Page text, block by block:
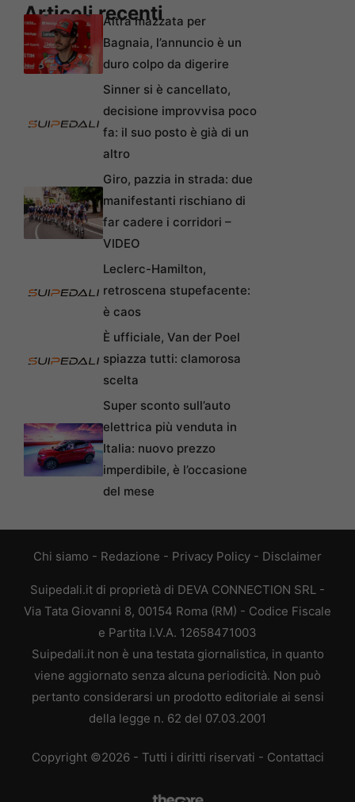
Articoli recenti
Altra mazzata per
Bagnaia, l’annuncio è un
duro colpo da digerire
Sinner si è cancellato,
decisione improvvisa poco
fa: il suo posto è già di un
altro
Giro, pazzia in strada: due
manifestanti rischiano di
far cadere i corridori –
VIDEO
Leclerc-Hamilton,
retroscena stupefacente:
è caos
È ufficiale, Van der Poel
spiazza tutti: clamorosa
scelta
Super sconto sull’auto
elettrica più venduta in
Italia: nuovo prezzo
imperdibile, è l’occasione
del mese
Chi siamo - Redazione - Privacy Policy - Disclaimer
Suipedali.it di proprietà di DEVA CONNECTION SRL -
Via Tata Giovanni 8, 00154 Roma (RM) - Codice Fiscale
e Partita I.V.A. 12658471003
Suipedali.it non è una testata giornalistica, in quanto
viene aggiornato senza alcuna periodicità. Non può
pertanto considerarsi un prodotto editoriale ai sensi
della legge n. 62 del 07.03.2001
Copyright ©2026 - Tutti i diritti riservati - Contattaci